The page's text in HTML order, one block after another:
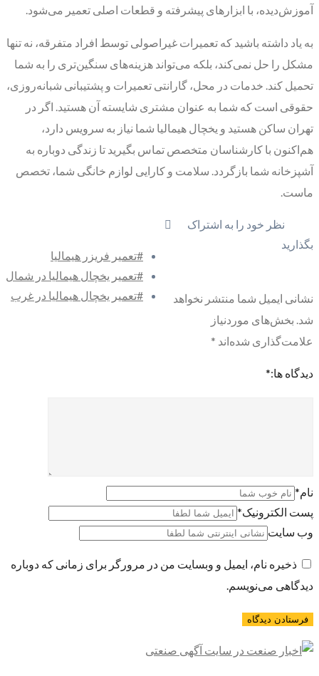
آموزش‌دیده، با ابزارهای پیشرفته و قطعات اصلی تعمیر می‌شود.
به یاد داشته باشید که تعمیرات غیراصولی توسط افراد متفرقه، نه تنها
مشکل را حل نمی‌کند، بلکه می‌تواند هزینه‌های سنگین‌تری را به شما
تحمیل کند. خدمات در محل، گارانتی تعمیرات و پشتیبانی شبانه‌روزی،
حقوقی است که شما به عنوان مشتری شایسته آن هستید. اگر در
تهران ساکن هستید و یخچال هیمالیا شما نیاز به سرویس دارد،
هم‌اکنون با کارشناسان متخصص تماس بگیرید تا زندگی دوباره به
آشپزخانه شما بازگردد. سلامت و کارایی لوازم خانگی شما، تخصص
ماست.
#تعمیر فریزر هیمالیا
#تعمیر یخچال هیمالیا در شمال
#تعمیر یخچال هیمالیا در غرب
نظر خود را به اشتراک
بگذارید
نشانی ایمیل شما منتشر نخواهد
شد. بخش‌های موردنیاز
علامت‌گذاری شده‌اند *
دیدگاه ها:*
نام*
پست الکترونیک*
وب سایت
ذخیره نام، ایمیل و وبسایت من در مرورگر برای زمانی که دوباره
دیدگاهی می‌نویسم.